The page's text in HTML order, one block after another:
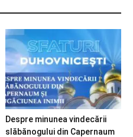
Despre minunea vindecării
slăbănogului din Capernaum